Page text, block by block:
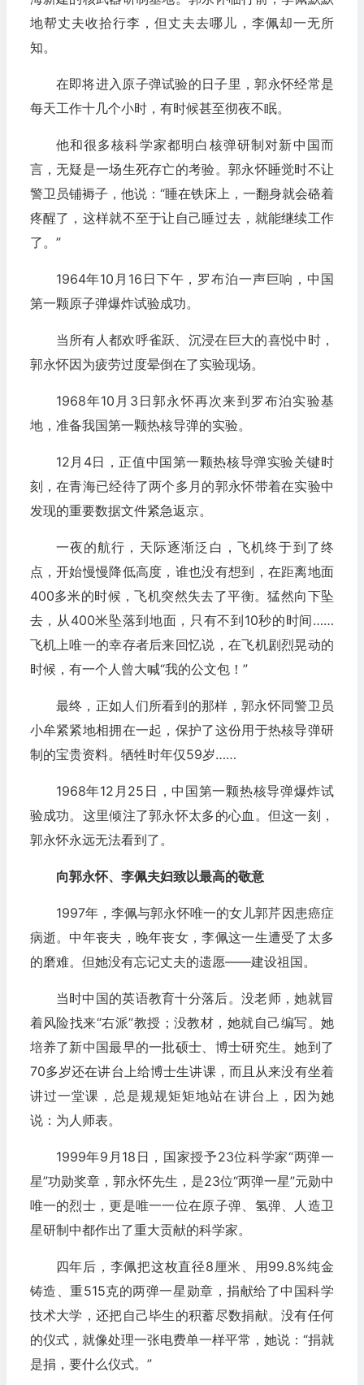
地帮丈夫收拾行李，但丈夫去哪儿，李佩却一无所
知。
在即将进入原子弹试验的日子里，郭永怀经常是
每天工作十几个小时，有时候甚至彻夜不眠。
他和很多核科学家都明白核弹研制对新中国而
言，无疑是一场生死存亡的考验。郭永怀睡觉时不让
警卫员铺褥子，他说：“睡在铁床上，一翻身就会硌着
疼醒了，这样就不至于让自己睡过去，就能继续工作
了。”
1964年10月16日下午，罗布泊一声巨响，中国
第一颗原子弹爆炸试验成功。
当所有人都欢呼雀跃、沉浸在巨大的喜悦中时，
郭永怀因为疲劳过度晕倒在了实验现场。
1968年10月3日郭永怀再次来到罗布泊实验基
地，准备我国第一颗热核导弹的实验。
12月4日，正值中国第一颗热核导弹实验关键时
刻，在青海已经待了两个多月的郭永怀带着在实验中
发现的重要数据文件紧急返京。
一夜的航行，天际逐渐泛白，飞机终于到了终
点，开始慢慢降低高度，谁也没有想到，在距离地面
400多米的时候，飞机突然失去了平衡。猛然向下坠
去，从400米坠落到地面，只有不到10秒的时间……
飞机上唯一的幸存者后来回忆说，在飞机剧烈晃动的
时候，有一个人曾大喊“我的公文包！”
最终，正如人们所看到的那样，郭永怀同警卫员
小牟紧紧地相拥在一起，保护了这份用于热核导弹研
制的宝贵资料。牺牲时年仅59岁……
1968年12月25日，中国第一颗热核导弹爆炸试
验成功。这里倾注了郭永怀太多的心血。但这一刻，
郭永怀永远无法看到了。
向郭永怀、李佩夫妇致以最高的敬意
1997年，李佩与郭永怀唯一的女儿郭芹因患癌症
病逝。中年丧夫，晚年丧女，李佩这一生遭受了太多
的磨难。但她没有忘记丈夫的遗愿——建设祖国。
当时中国的英语教育十分落后。没老师，她就冒
着风险找来“右派”教授；没教材，她就自己编写。她
培养了新中国最早的一批硕士、博士研究生。她到了
70多岁还在讲台上给博士生讲课，而且从来没有坐着
讲过一堂课，总是规规矩矩地站在讲台上，因为她
说：为人师表。
1999年9月18日，国家授予23位科学家“两弹一
星”功勋奖章，郭永怀先生，是23位“两弹一星”元勋中
唯一的烈士，更是唯一一位在原子弹、氢弹、人造卫
星研制中都作出了重大贡献的科学家。
四年后，李佩把这枚直径8厘米、用99.8%纯金
铸造、重515克的两弹一星勋章，捐献给了中国科学
技术大学，还把自己毕生的积蓄尽数捐献。没有任何
的仪式，就像处理一张电费单一样平常，她说：“捐就
是捐，要什么仪式。”